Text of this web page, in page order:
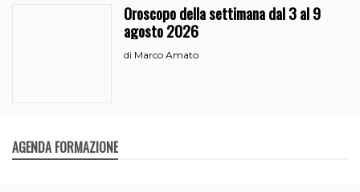
Oroscopo della settimana dal 3 al 9
agosto 2026
di Marco Amato
AGENDA FORMAZIONE